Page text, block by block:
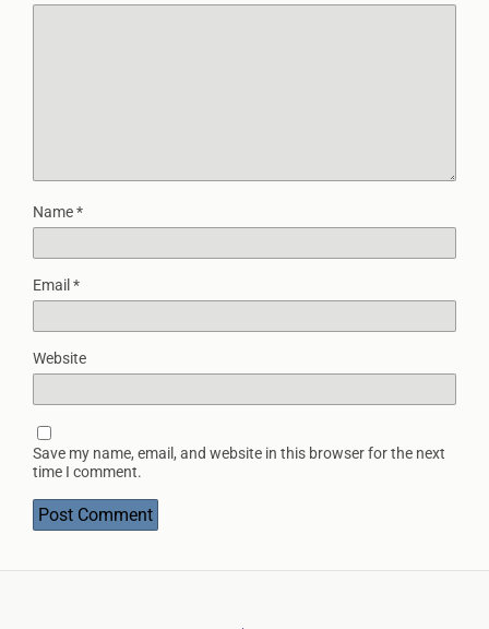
Name*
Email *
Website
Save my name, email, and website in this browser for the next
time I comment.